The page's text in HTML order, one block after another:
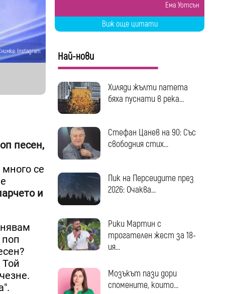
Instagram
песен,
се
и
Ема Уотсън
Виж още цитати
Най-нови
Хиляди жълти патета
бяха пуснати в река...
Стефан Цанев на 90: Със
свободния стих...
Пик на Персеидите през
2026: Очаква...
Рики Мартин с
трогателен жест за 18-
ия...
Мозъкът пази дори
спомените, които...